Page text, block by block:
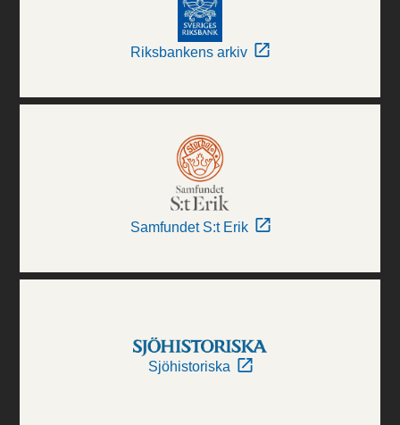
Riksbankens arkiv
Samfundet S:t Erik
Sjöhistoriska